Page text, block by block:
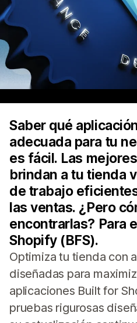
Saber qué
adecuada para tu
es fácil. Las
brindan a tu tienda
de trabajo
las ventas. ¿Pero
encontrarlas? Para
Shopify (BFS).
Optimiza tu tienda con
diseñadas para
aplicaciones Built for
pruebas rigurosas